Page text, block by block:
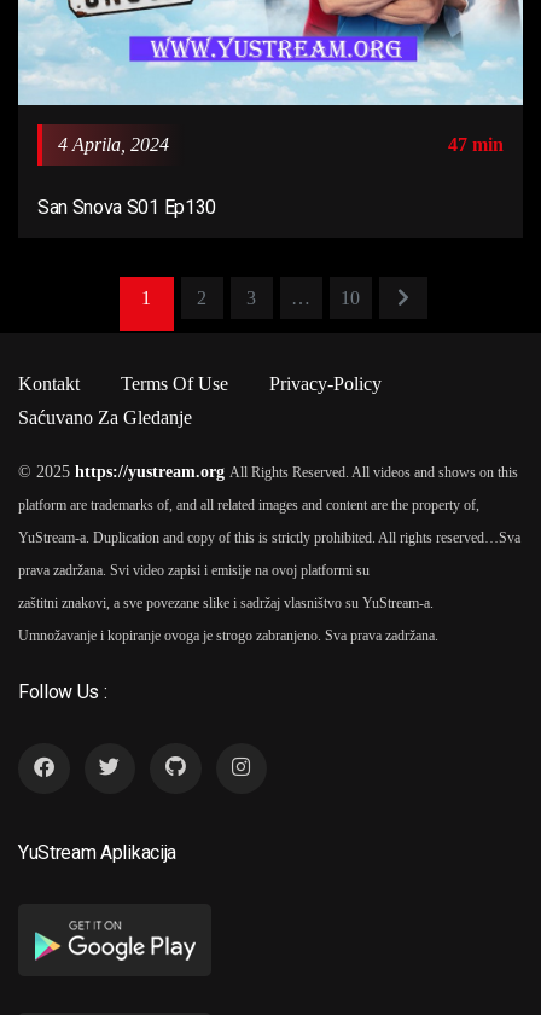
4 Aprila, 2024 47 min
San Snova S01 Ep130
1 2 3 … 10
Kontakt Terms Of Use
Privacy-Policy
Saćuvano Za Gledanje
© 2025 https://yustream.org All Rights Reserved. All videos and shows on this
platform are trademarks of, and all related images and content are the property of,
YuStream-a. Duplication and copy of this is strictly prohibited. All rights reserved…Sva
prava zadržana. Svi video zapisi i emisije na ovoj platformi su
zaštitni znakovi, a sve povezane slike i sadržaj vlasništvo su YuStream-a.
Umnožavanje i kopiranje ovoga je strogo zabranjeno. Sva prava zadržana.
Follow Us :
YuStream Aplikacija